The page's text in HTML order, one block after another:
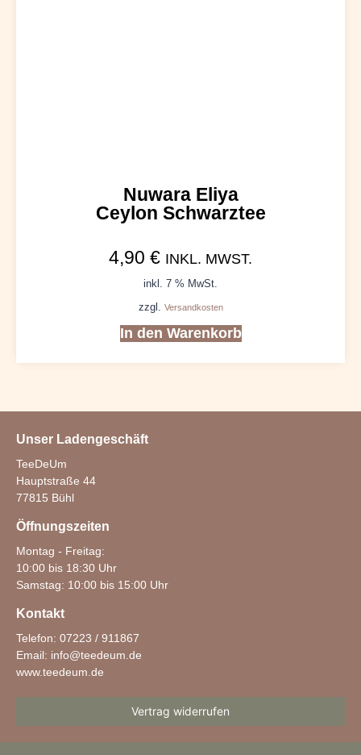
Nuwara Eliya
Ceylon Schwarztee
4,90 € INKL. MWST.
inkl. 7 % MwSt.
zzgl. Versandkosten
In den Warenkorb
Unser Ladengeschäft
TeeDeUm
Hauptstraße 44
77815 Bühl
Öffnungszeiten
Montag - Freitag:
10:00 bis 18:30 Uhr
Samstag: 10:00 bis 15:00 Uhr
Kontakt
Telefon: 07223 / 911867
Email: info@teedeum.de
www.teedeum.de
Vertrag widerrufen